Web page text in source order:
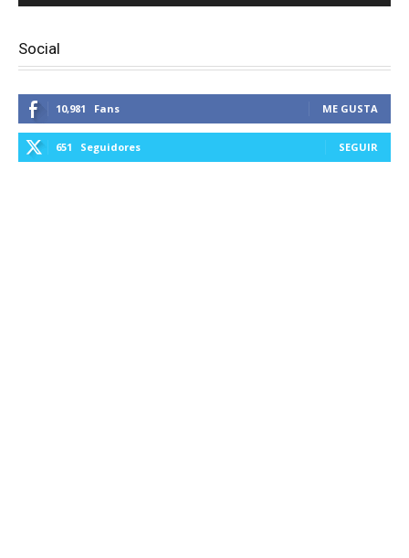
Social
10,981 Fans ME GUSTA
651 Seguidores SEGUIR